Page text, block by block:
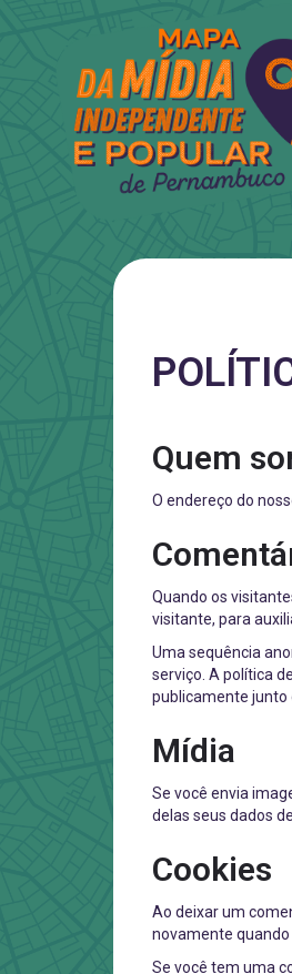
Quem
O endereço do
Quando os
visitante, para
Uma sequência
serviço. A política
publicamente junto
Mídia
Se você envia
delas seus dados
Cookies
Ao deixar um
novamente
Se você tem uma